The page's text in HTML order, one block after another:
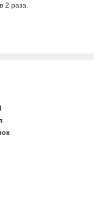
2 раза.